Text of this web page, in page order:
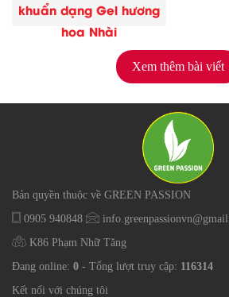
khuẩn dạng Gel hương
hoa Nhài
Xem thêm bài viết
Bản quyền thuộc về GREEN PASSION
0905 940848
K86 Phạm Nhữ Tăng
Đang online: 0 - Tổng lượt truy cập: 116314
Kết nối với chúng tôi